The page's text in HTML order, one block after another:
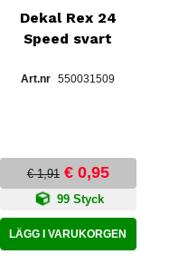
Dekal Rex 24
Speed svart
550031509
€ 1,91 € 0,95
99 Styck
LÄGG I VARUKORGEN